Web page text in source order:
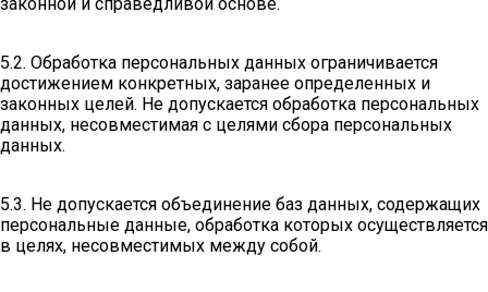
5.2. Обработка персональных данных ограничивается
достижением конкретных, заранее определенных и
законных целей. Не допускается обработка персональных
данных, несовместимая с целями сбора персональных
данных.
5.3. Не допускается объединение баз данных, содержащих
персональные данные, обработка которых осуществляется
в целях, несовместимых между собой.